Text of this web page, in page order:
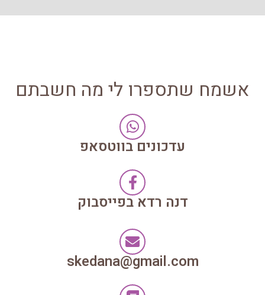
אשמח שתספרו לי מה חשבתם
עדכונים בווטסאפ
דנה רדא בפייסבוק
skedana@gmail.com